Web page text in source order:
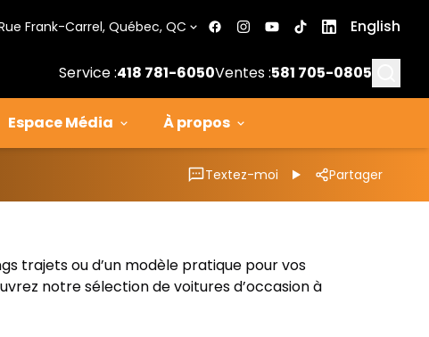
Frank-Carrel, Québec, QC English
Service :418 781-6050Ventes :581 705-0805
Espace Média À propos
Textez-moi Partager
trajets ou d’un modèle pratique pour vos
notre sélection de voitures d’occasion à